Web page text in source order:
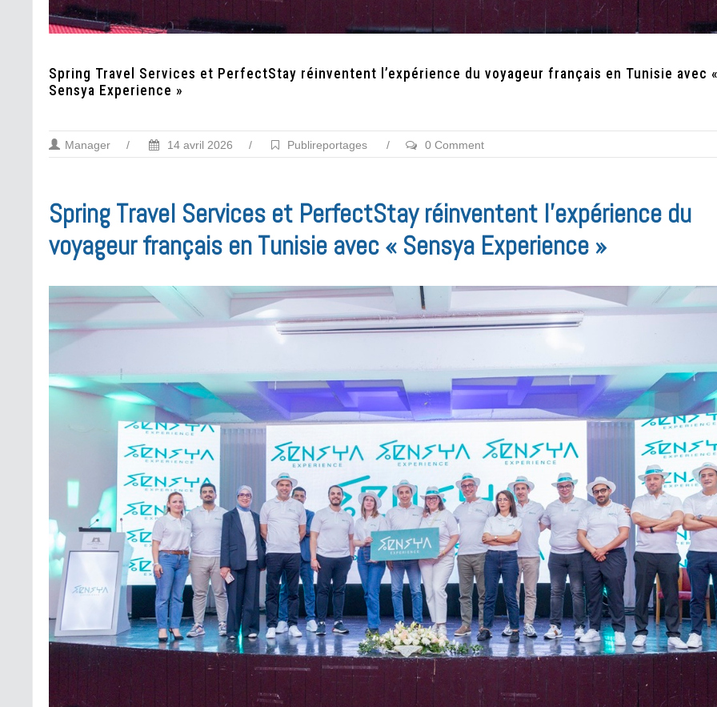
Spring Travel Services et PerfectStay réinventent l’expérience du voyageur français en Tunisie avec
Sensya Experience »
Manager / 14 avril 2026 / Publireportages / 0 Comment
Spring Travel Services et PerfectStay réinventent l’expérience du
voyageur français en Tunisie avec « Sensya Experience »